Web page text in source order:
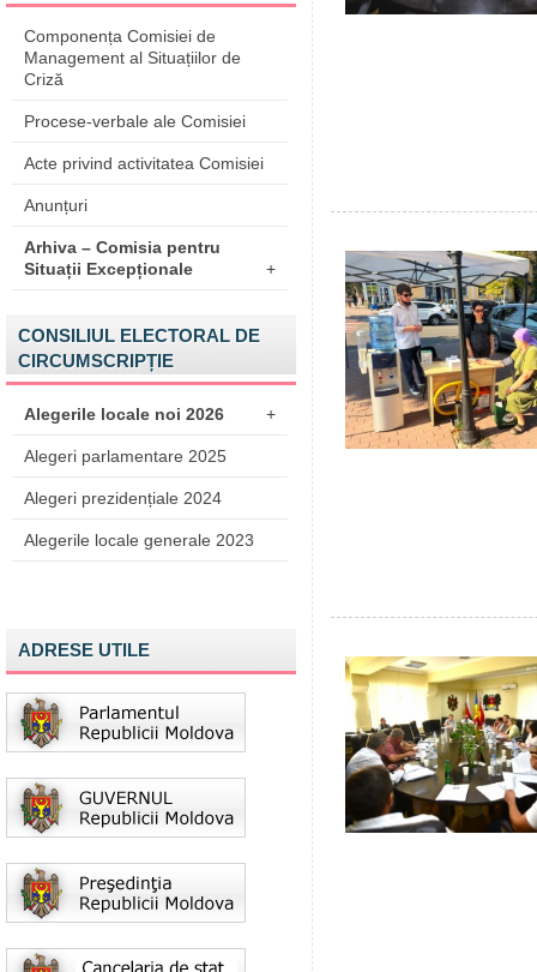
Componența Comisiei de
Management al Situațiilor de
Criză
Procese-verbale ale Comisiei
Acte privind activitatea Comisiei
Anunțuri
Arhiva – Comisia pentru
Situații Excepționale
+
CONSILIUL ELECTORAL DE
CIRCUMSCRIPȚIE
Alegerile locale noi 2026 +
Alegeri parlamentare 2025
Alegeri prezidențiale 2024
Alegerile locale generale 2023
ADRESE UTILE